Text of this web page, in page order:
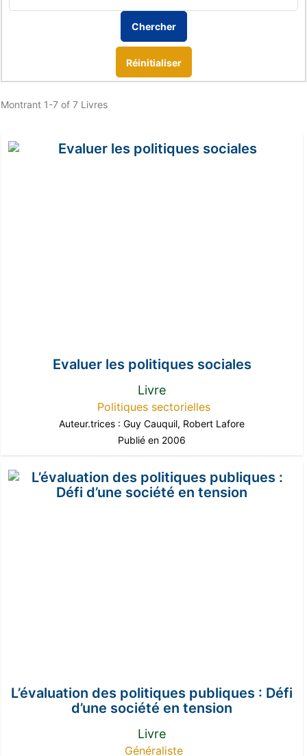
Réinitialiser
Montrant 1-7 of 7 Livres
Evaluer les politiques sociales
Livre
Politiques sectorielles
Auteur.trices : Guy Cauquil, Robert Lafore
Publié en 2006
L’évaluation des politiques publiques : Défi
d’une société en tension
Livre
Généraliste